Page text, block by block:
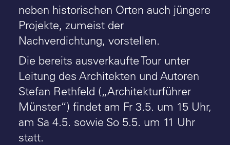
neben historischen Orten auch jüngere
Projekte, zumeist der
Nachverdichtung, vorstellen.
Die bereits ausverkaufte Tour unter
Leitung des Architekten und Autoren
Stefan Rethfeld („Architekturführer
Münster“) findet am Fr 3.5. um 15 Uhr,
am Sa 4.5. sowie So 5.5. um 11 Uhr
statt.